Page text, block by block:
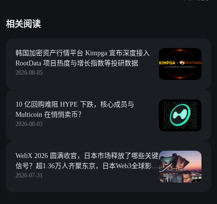
相关阅读
韩国加密资产行情平台 Kimpga 宣布深度接入
RootData 项目热度与增长指数等投研数据
2026-08-05
10 亿回购难阻 HYPE 下跌，核心成员与
Multicoin 在悄悄卖币？
2026-08-03
WebX 2026 圆满收官，日本市场释放了哪些关键
信号？超1.36万人齐聚东京，日本Web3全球影响
力持续提升
2026-07-31